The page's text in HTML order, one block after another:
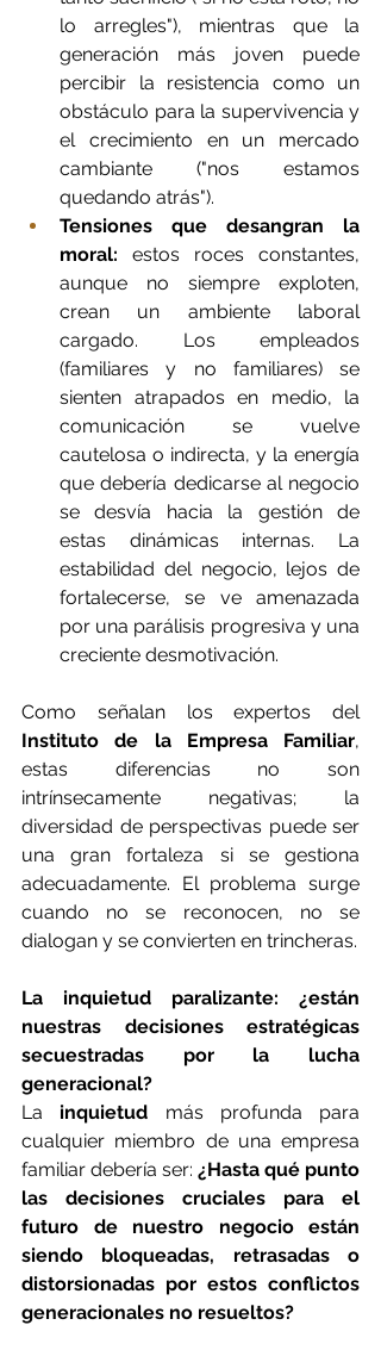
lo arregles"), mientras que la
generación más joven puede
percibir la resistencia como un
obstáculo para la supervivencia y
el crecimiento en un mercado
cambiante ("nos estamos
quedando atrás").
Tensiones que desangran la
moral: estos roces constantes,
aunque no siempre exploten,
crean un ambiente laboral
cargado. Los empleados
(familiares y no familiares) se
sienten atrapados en medio, la
comunicación se vuelve
cautelosa o indirecta, y la energía
que debería dedicarse al negocio
se desvía hacia la gestión de
estas dinámicas internas. La
estabilidad del negocio, lejos de
fortalecerse, se ve amenazada
por una parálisis progresiva y una
creciente desmotivación.
Como señalan los expertos del
Instituto de la Empresa Familiar,
estas diferencias no son
intrínsecamente negativas; la
diversidad de perspectivas puede ser
una gran fortaleza si se gestiona
adecuadamente. El problema surge
cuando no se reconocen, no se
dialogan y se convierten en trincheras.
La inquietud paralizante: ¿están
nuestras decisiones estratégicas
secuestradas por la lucha
generacional?
La inquietud más profunda para
cualquier miembro de una empresa
familiar debería ser: ¿Hasta qué punto
las decisiones cruciales para el
futuro de nuestro negocio están
siendo bloqueadas, retrasadas o
distorsionadas por estos conflictos
generacionales no resueltos?